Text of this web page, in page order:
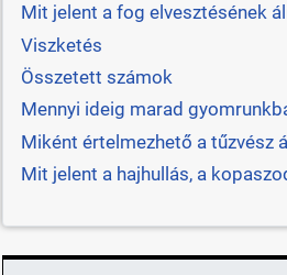
Mit jelent a fog elvesztésének
Viszketés
Összetett számok
Mennyi ideig marad
Miként értelmezhető a tűzvész
Mit jelent a hajhullás, a